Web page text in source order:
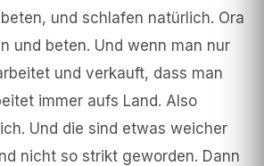
und schlafen natürlich. Ora
und beten. Und wenn man nur
und verkauft, dass man
immer aufs Land. Also
Und die sind etwas weicher
nicht so strikt geworden. Dann